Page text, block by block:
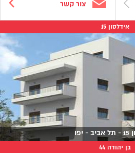
צור קשר
אידלסון 15
בן יהודה 44